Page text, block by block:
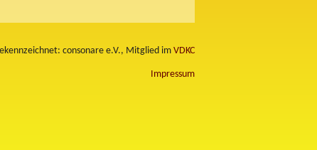
consonare e.V., Mitglied imVDKC
Impressum